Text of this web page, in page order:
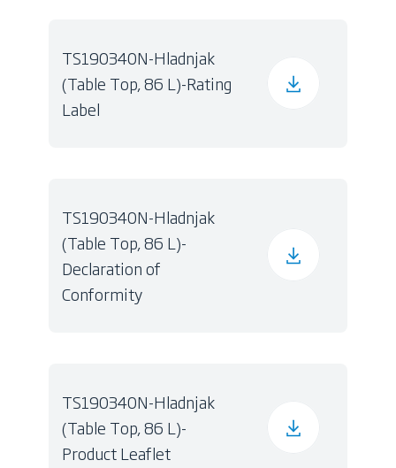
TS190340N-Hladnjak
(Table Top, 86 L)-Rating
Label
TS190340N-Hladnjak
(Table Top, 86 L)-
Declaration of
Conformity
TS190340N-Hladnjak
(Table Top, 86 L)-
Product Leaflet